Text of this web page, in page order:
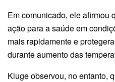
Em comunicado, ele afirmou
ação para a saúde em
mais rapidamente e
durante aumento das
Kluge observou, no entanto,